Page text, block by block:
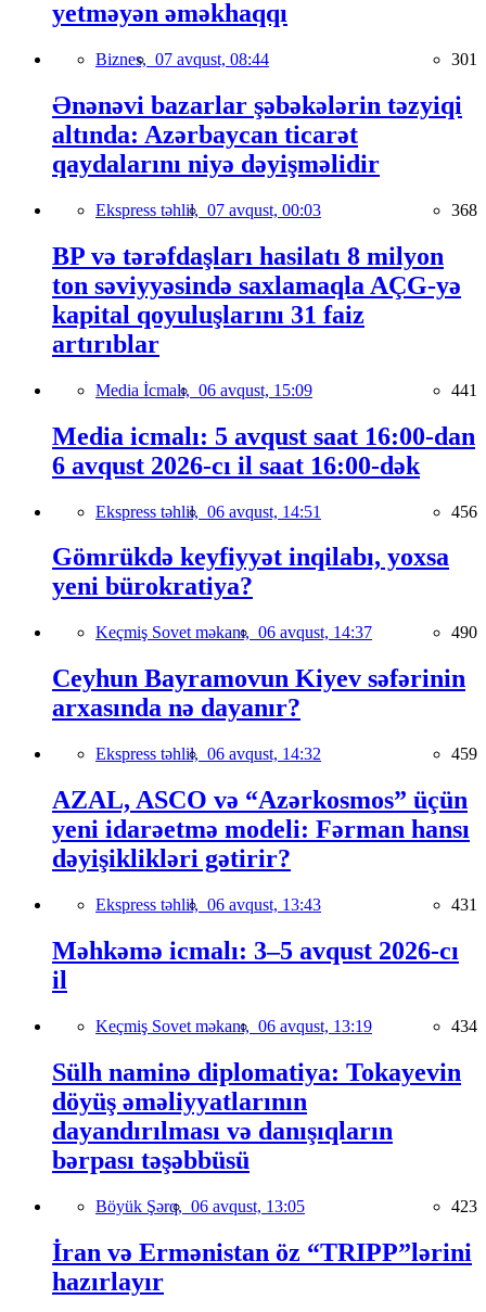
yetməyən əməkhaqqı
Biznes, 07 avqust, 08:44 301
Ənənəvi bazarlar şəbəkələrin təzyiqi
altında: Azərbaycan ticarət
qaydalarını niyə dəyişməlidir
Ekspress təhlil, 07 avqust, 00:03 368
BP və tərəfdaşları hasilatı 8 milyon
ton səviyyəsində saxlamaqla AÇG-yə
kapital qoyuluşlarını 31 faiz
artırıblar
Media İcmalı, 06 avqust, 15:09 441
Media icmalı: 5 avqust saat 16:00-dan
6 avqust 2026-cı il saat 16:00-dək
Ekspress təhlil, 06 avqust, 14:51 456
Gömrükdə keyfiyyət inqilabı, yoxsa
yeni bürokratiya?
Keçmiş Sovet məkanı, 06 avqust, 14:37 490
Ceyhun Bayramovun Kiyev səfərinin
arxasında nə dayanır?
Ekspress təhlil, 06 avqust, 14:32 459
AZAL, ASCO və “Azərkosmos” üçün
yeni idarəetmə modeli: Fərman hansı
dəyişiklikləri gətirir?
Ekspress təhlil, 06 avqust, 13:43 431
Məhkəmə icmalı: 3–5 avqust 2026-cı
il
Keçmiş Sovet məkanı, 06 avqust, 13:19 434
Sülh naminə diplomatiya: Tokayevin
döyüş əməliyyatlarının
dayandırılması və danışıqların
bərpası təşəbbüsü
Böyük Şərq, 06 avqust, 13:05 423
İran və Ermənistan öz “TRIPP”lərini
hazırlayır